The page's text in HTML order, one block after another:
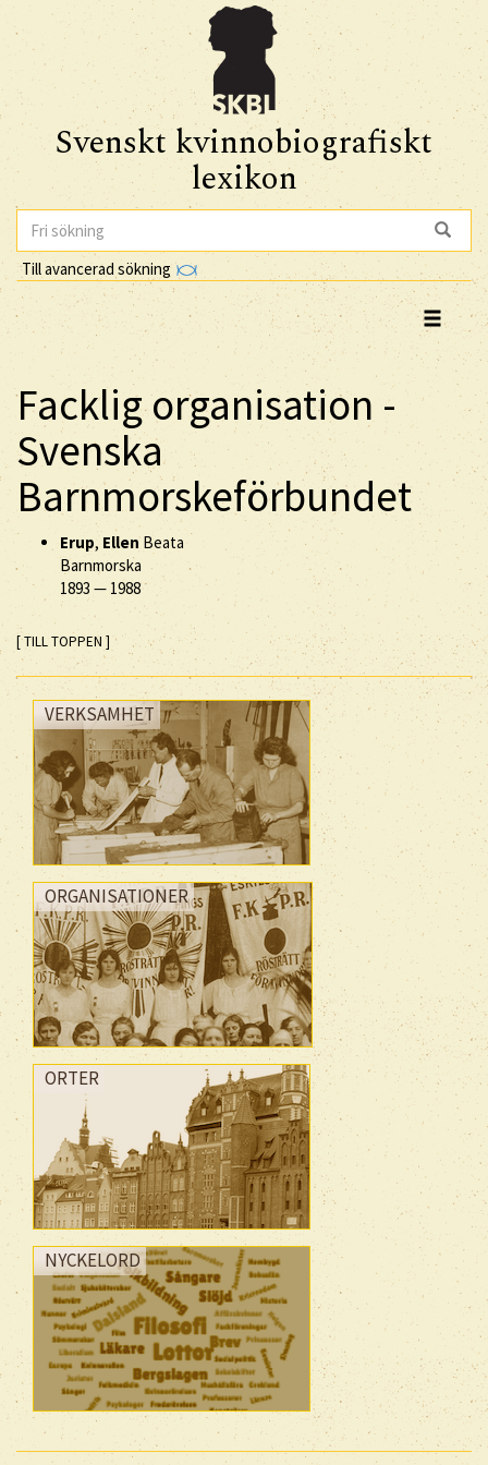
Svenskt kvinnobiografiskt
lexikon
Till avancerad sökning
Facklig organisation -
Svenska
Barnmorskeförbundet
Erup, EllenBeata
Barnmorska
1893 — 1988
[ TILL TOPPEN ]
VERKSAMHET
ORGANISATIONER
ORTER
NYCKELORD